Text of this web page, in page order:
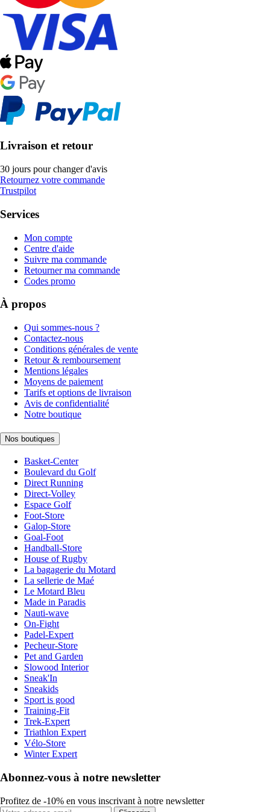
Livraison et retour
30 jours pour changer d'avis
Retournez votre commande
Trustpilot
Services
Mon compte
Centre d'aide
Suivre ma commande
Retourner ma commande
Codes promo
À propos
Qui sommes-nous ?
Contactez-nous
Conditions générales de vente
Retour & remboursement
Mentions légales
Moyens de paiement
Tarifs et options de livraison
Avis de confidentialité
Notre boutique
Nos boutiques
Basket-Center
Boulevard du Golf
Direct Running
Direct-Volley
Espace Golf
Foot-Store
Galop-Store
Goal-Foot
Handball-Store
House of Rugby
La bagagerie du Motard
La sellerie de Maé
Le Motard Bleu
Made in Paradis
Nauti-wave
On-Fight
Padel-Expert
Pecheur-Store
Pet and Garden
Slowood Interior
Sneak'In
Sneakids
Sport is good
Training-Fit
Trek-Expert
Triathlon Expert
Vélo-Store
Winter Expert
Abonnez-vous à notre newsletter
Profitez de -10% en vous inscrivant à notre newsletter